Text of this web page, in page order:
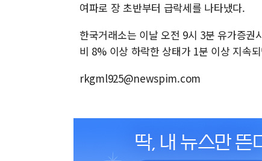
여파로 장 초반부터 급락세를 나타냈다.
한국거래소는 이날 오전 9시 3분 유가증권
비 8% 이상 하락한 상태가 1분 이상 지속
rkgml925@newspim.com